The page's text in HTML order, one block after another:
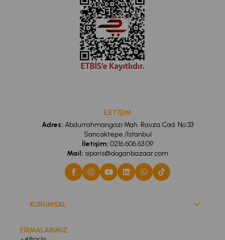
İLETİŞİM
Adres: Abdurrahmangazi Mah. Ravza Cad. No:33
Sancaktepe /İstanbul
İletişim: 0216 606 63 09
Mail: siparis@doganbazaar.com
KURUMSAL
FİRMALARIMIZ